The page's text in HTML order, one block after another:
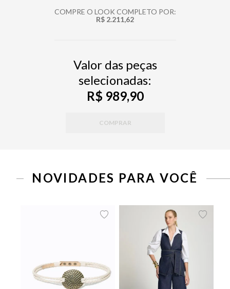
COMPRE O LOOK COMPLETO POR:
R$ 2.211,62
Valor das peças
selecionadas:
R$ 989,90
COMPRAR
NOVIDADES PARA VOCÊ